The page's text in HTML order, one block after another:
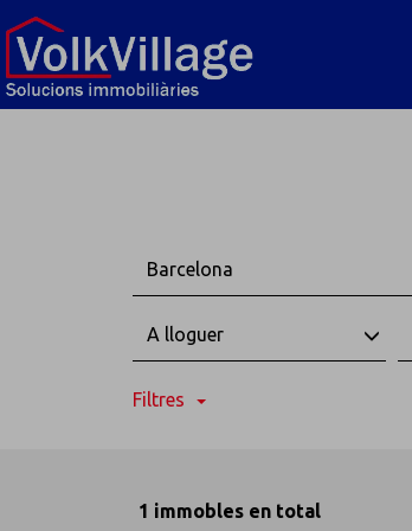
Barcelona
A lloguer
Filtres
1 immobles en total